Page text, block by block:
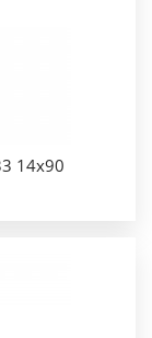
14х90